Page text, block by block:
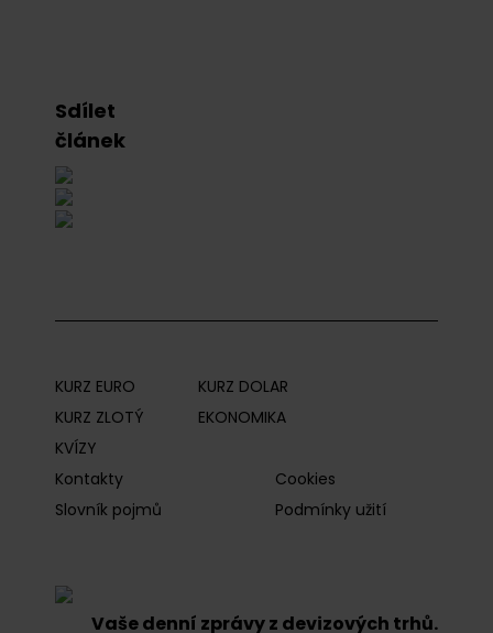
Sdílet
článek
KURZ EURO
KURZ DOLAR
KURZ ZLOTÝ
EKONOMIKA
KVÍZY
Kontakty
Cookies
Slovník pojmů
Podmínky užití
Vaše denní zprávy z devizových trhů.